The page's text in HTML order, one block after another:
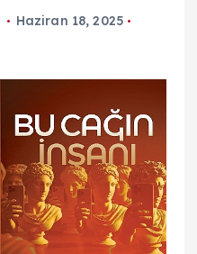
Haziran 18, 2025